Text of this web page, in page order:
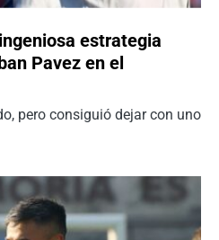
estrategia
Pavez en el
pero consiguió dejar con uno